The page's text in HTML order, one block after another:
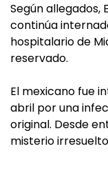
Según allegados,
continúa
hospitalario de
reservado.
El mexicano fue
abril por una
original. Desde
misterio